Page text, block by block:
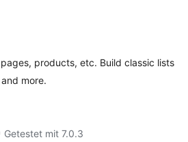
products, etc. Build classic lists
more.
Getestet mit 7.0.3